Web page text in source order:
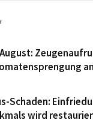
Schaden:
wird